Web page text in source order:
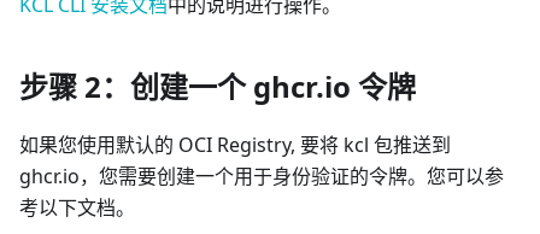
步骤 2：创建一个 ghcr.io 令牌
如果您使用默认的 OCI Registry, 要将 kcl 包推送到
ghcr.io，您需要创建一个用于身份验证的令牌。您可以参
考以下文档。